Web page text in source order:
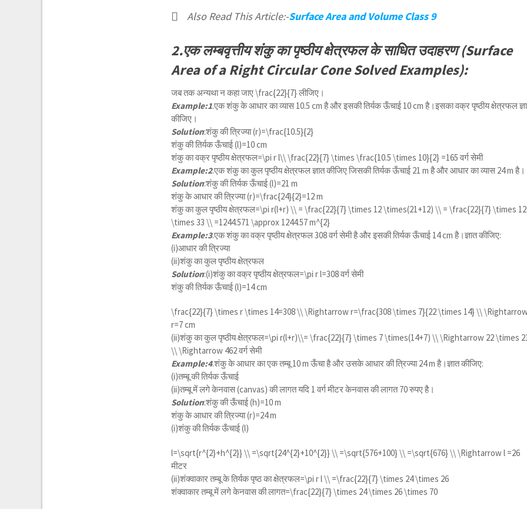
Also Read This Article:-Surface Area and Volume Class 9
2.एक लम्बवृत्तीय शंकु का पृष्ठीय क्षेत्रफल के साधित उदाहरण (Surface
Area of a Right Circular Cone Solved Examples):
जब तक अन्यथा न कहा जाए\frac{22}{7}लीजिए।
Example:1.एक शंकु के आधार का व्यास 10.5 cm है और इसकी तिर्यक ऊँचाई 10 cm है।इसका वक्र पृष्ठीय क्षेत्रफल
कीजिए।
Solution:शंकु की त्रिज्या (r)=\frac{10.5}{2}
शंकु की तिर्यक ऊँचाई (l)=10 cm
शंकु का वक्र पृष्ठीय क्षेत्रफल=\pi r l\\ \frac{22}{7} \times \frac{10.5 \times 10}{2} =165 वर्ग सेमी
Example:2.एक शंकु का कुल पृष्ठीय क्षेत्रफल ज्ञात कीजिए जिसकी तिर्यक ऊँचाई 21 m है और आधार का व्यास 24 m है।
Solution:शंकु की तिर्यक ऊँचाई (l)=21 m
शंकु के आधार की त्रिज्या (r)=\frac{24}{2}=12 m
शंकु का कुल पृष्ठीय क्षेत्रफल=\pi r(l+r) \\ = \frac{22}{7} \times 12 \times(21+12) \\ = \frac{22}{7} \times 12
\times 33 \\ =1244.571 \approx 1244.57 m^{2}
Example:3.एक शंकु का वक्र पृष्ठीय क्षेत्रफल 308 वर्ग सेमी है और इसकी तिर्यक ऊँचाई 14 cm है।ज्ञात कीजिए:
(i)आधार की त्रिज्या
(ii)शंकु का कुल पृष्ठीय क्षेत्रफल
Solution:(i)शंकु का वक्र पृष्ठीय क्षेत्रफल=\pi r l=308 वर्ग सेमी
शंकु की तिर्यक ऊँचाई (l)=14 cm
\frac{22}{7} \times r \times 14=308 \\ \Rightarrow r=\frac{308 \times 7}{22 \times 14} \\
r=7cm
(ii)शंकु का कुल पृष्ठीय क्षेत्रफल=\pi r(l+r)\\= \frac{22}{7} \times 7 \times(14+7) \\ \Rightarrow 22 \times
\\ \Rightarrow 462वर्ग सेमी
Example:4.शंकु के आधार का एक तम्बू 10 m ऊँचा है और उसके आधार की त्रिज्या 24 m है।ज्ञात कीजिए:
(i)तम्बू की तिर्यक ऊँचाई
(ii)तम्बू में लगे केनवास (canvas) की लागत यदि 1 वर्ग मीटर केनवास की लागत 70 रुपए है।
Solution:शंकु की ऊँचाई (h)=10 m
शंकु के आधार की त्रिज्या (r)=24 m
(i)शंकु की तिर्यक ऊँचाई (l)
l=\sqrt{r^{2}+h^{2}} \\ =\sqrt{24^{2}+10^{2}} \\ =\sqrt{576+100} \\ =\sqrt{676} \\ \Rightarrow l =26
मीटर
(ii)शंक्वाकार तम्बू के तिर्यक पृष्ठ का क्षेत्रफल=\pi r l \\ =\frac{22}{7} \times 24 \times 26
शंक्वाकार तम्बू में लगे केनवास की लागत=\frac{22}{7} \times 24 \times 26 \times 70